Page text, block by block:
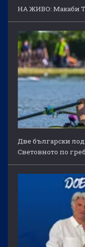
НА ЖИВО: Макаби
Две български
Световното по